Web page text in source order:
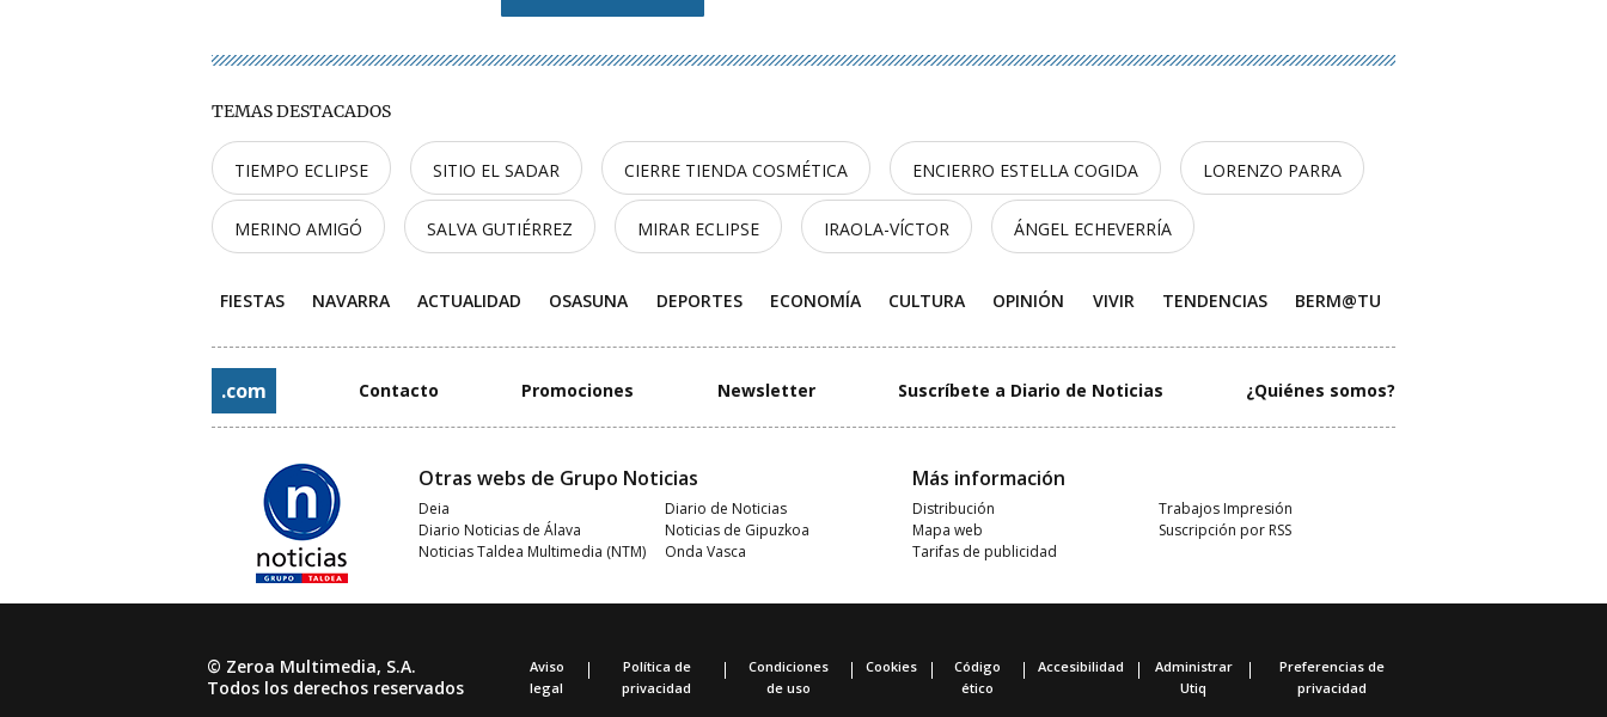
TEMAS DESTACADOS
TIEMPO ECLIPSE SITIO EL SADAR CIERRE TIENDA COSMÉTICA ENCIERRO ESTELLA COGIDA LORENZO PARRA
MERINO AMIGÓ SALVA GUTIÉRREZ MIRAR ECLIPSE IRAOLA-VÍCTOR ÁNGEL ECHEVERRÍA
FIESTAS NAVARRA ACTUALIDAD OSASUNA DEPORTES ECONOMÍA CULTURA OPINIÓN VIVIR TENDENCIAS BERM@TU
.com Contacto Promociones Newsletter Suscríbete a Diario de Noticias ¿Quiénes somos?
Otras webs de Grupo Noticias
Deia
Diario de Noticias
Diario Noticias de Álava
Noticias de Gipuzkoa
Noticias Taldea Multimedia (NTM)
Onda Vasca
Más información
Distribución
Trabajos Impresión
Mapa web
Suscripción por RSS
Tarifas de publicidad
© Zeroa Multimedia, S.A.
Todos los derechos reservados
Aviso
legal
Política de
privacidad
Condiciones
de uso
Cookies
Código
ético
Accesibilidad
Administrar
Utiq
Preferencias de
privacidad